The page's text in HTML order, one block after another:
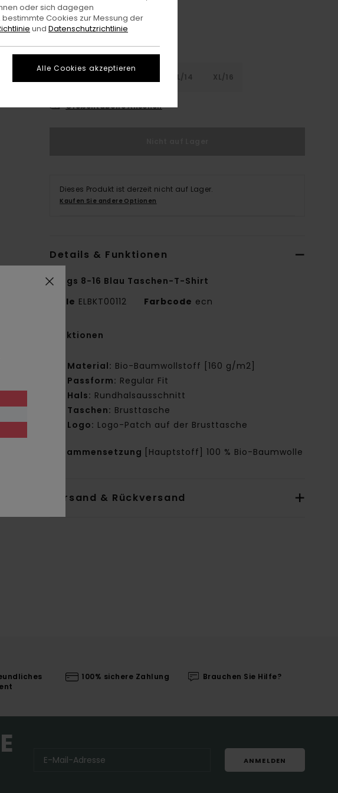
L/14 XL/16
Größentabelle Ansehen
Dieses Produkt ist derzeit nicht auf Lager.
Kaufen Sie andere Optionen
Details & Funktionen
Jungs 8-16 Blau Taschen-T-Shirt
Style ELBKT00112 Farbcode ecn
Funktionen
Material: Bio-Baumwollstoff [160 g/m2]
Passform: Regular Fit
Hals: Rundhalsausschnitt
Taschen: Brusttasche
Logo: Logo-Patch auf der Brusttasche
Zusammensetzung [Hauptstoff] 100 % Bio-Baumwolle
Versand & Rückversand
100% sichere Zahlung Brauchen Sie Hilfe?
ANMELDEN
oder sich dagegen
Cookies zur Messung der
und Datenschutzrichtlinie
Alle Cookies akzeptieren